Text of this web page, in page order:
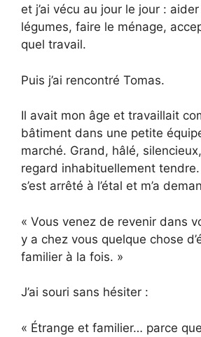
et j’ai vécu au jour le jour :
légumes, faire le ménage,
quel travail.
Puis j’ai rencontré Tomas.
Il avait mon âge et travaillait
bâtiment dans une petite
marché. Grand, hâlé,
regard inhabituellement
s’est arrêté à l’étal et m’a
« Vous venez de revenir dans
y a chez vous quelque chose
familier à la fois. »
J’ai souri sans hésiter :
« Étrange et familier… parce